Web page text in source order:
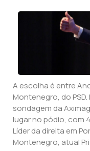
A escolha é entre
Montenegro, do
sondagem da
lugar no pódio, com
Líder da direita em
Montenegro, atual